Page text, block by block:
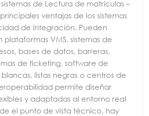
de Lectura de matrículas –
ventajas de los sistemas
de integración. Pueden
VMS, sistemas de
bases de datos, barreras,
de ticketing, software de
listas negras o centros de
permite diseñar
y adaptadas al entorno real
el punto de vista técnico, hay